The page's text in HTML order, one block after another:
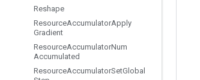
Reshape
ResourceAccumulatorApply
Gradient
ResourceAccumulatorNum
Accumulated
ResourceAccumulatorSetGlobal